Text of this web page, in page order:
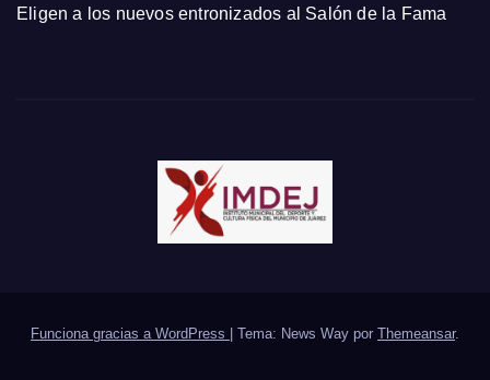
Eligen a los nuevos entronizados al Salón de la Fama
Funciona gracias a WordPress Tema: News Way por Themeansar.